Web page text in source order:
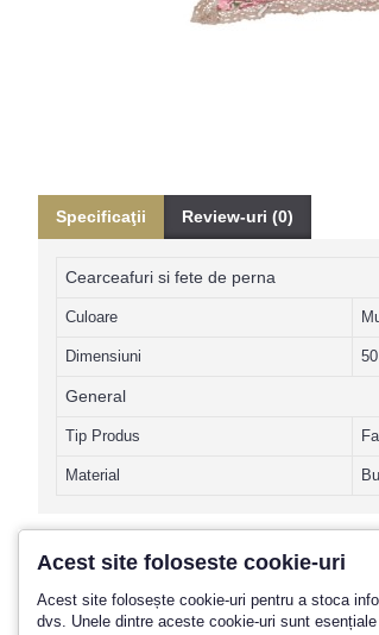
Specificaţii Review-uri (0)
Cearceafuri si fete de perna
Culoare
Dimensiuni
General
Tip Produs
Material
Promotii?
Acest site foloseste cookie-uri
Acest site folosește cookie-uri pentru a stoca
dvs. Unele dintre aceste cookie-uri sunt